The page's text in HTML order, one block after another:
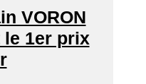
VORON
le 1er prix